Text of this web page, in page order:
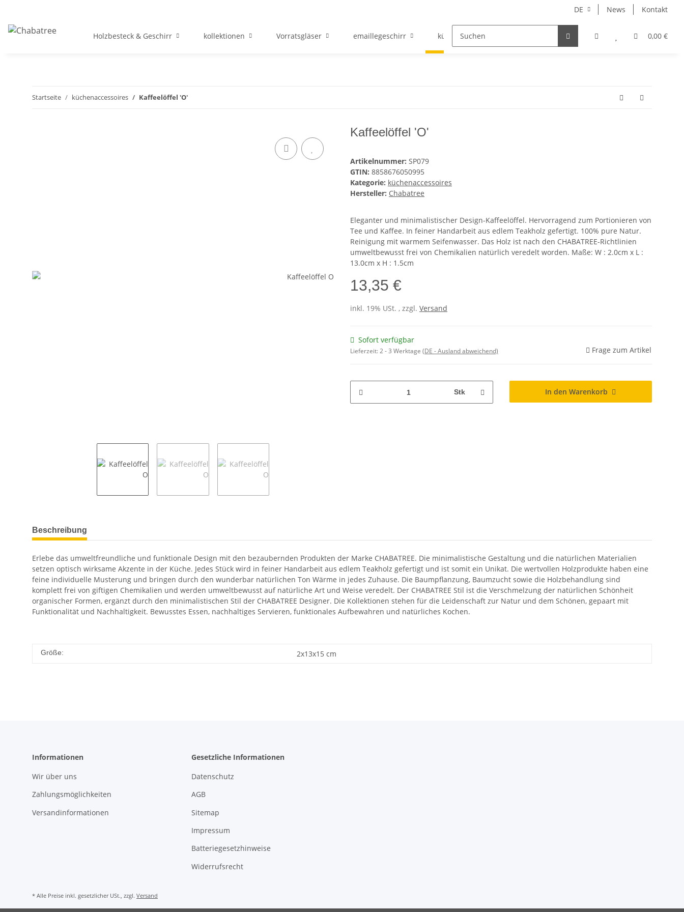
DE News Kontakt
0,00 €
Holzbesteck & Geschirr kollektionen Vorratsgläser emaillegeschirr küchenaccessoires
Startseite küchenaccessoires Kaffeelöffel 'O'
Kaffeelöffel 'O'
Artikelnummer: SP079
GTIN: 8858676050995
Kategorie: küchenaccessoires
Hersteller: Chabatree
Eleganter und minimalistischer Design-Kaffeelöffel. Hervorragend zum Portionieren von
Tee und Kaffee. In feiner Handarbeit aus edlem Teakholz gefertigt. 100% pure Natur.
Reinigung mit warmem Seifenwasser. Das Holz ist nach den CHABATREE-Richtlinien
umweltbewusst frei von Chemikalien natürlich veredelt worden. Maße: W : 2.0cm x L :
13.0cm x H : 1.5cm
13,35 €
inkl. 19% USt. , zzgl. Versand
Sofort verfügbar
Lieferzeit:2 - 3 Werktage (DE - Ausland abweichend) Frage zum Artikel
Stk In den Warenkorb
Beschreibung
Erlebe das umweltfreundliche und funktionale Design mit den bezaubernden Produkten der Marke CHABATREE. Die minimalistische Gestaltung und die natürlichen Materialien
setzen optisch wirksame Akzente in der Küche. Jedes Stück wird in feiner Handarbeit aus edlem Teakholz gefertigt und ist somit ein Unikat. Die wertvollen Holzprodukte haben eine
feine individuelle Musterung und bringen durch den wunderbar natürlichen Ton Wärme in jedes Zuhause. Die Baumpflanzung, Baumzucht sowie die Holzbehandlung sind
komplett frei von giftigen Chemikalien und werden umweltbewusst auf natürliche Art und Weise veredelt. Der CHABATREE Stil ist die Verschmelzung der natürlichen Schönheit
organischer Formen, ergänzt durch den minimalistischen Stil der CHABATREE Designer. Die Kollektionen stehen für die Leidenschaft zur Natur und dem Schönen, gepaart mit
Funktionalität und Nachhaltigkeit. Bewusstes Essen, nachhaltiges Servieren, funktionales Aufbewahren und natürliches Kochen.
Größe: 2x13x15 cm
Informationen
Wir über uns
Zahlungsmöglichkeiten
Versandinformationen
Gesetzliche Informationen
Datenschutz
AGB
Sitemap
Impressum
Batteriegesetzhinweise
Widerrufsrecht
* Alle Preise inkl. gesetzlicher USt., zzgl. Versand